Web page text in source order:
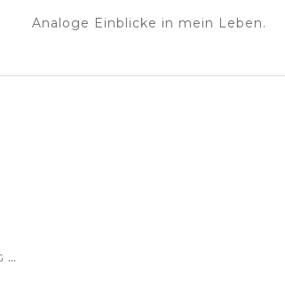
Analoge Einblicke in mein Leben.
...